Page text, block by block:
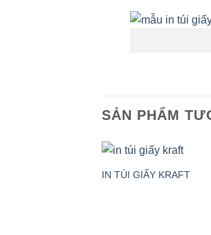
SẢN PHẨM
IN TÚI GIẤY KRAFT